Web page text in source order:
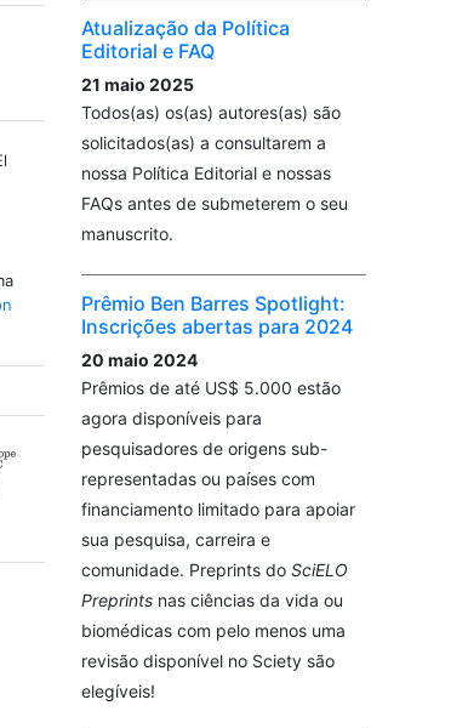
Atualização da Política
Editorial e FAQ
21 maio 2025
Todos(as) os(as) autores(as) são
solicitados(as) a consultarem a
nossa Política Editorial e nossas
FAQs antes de submeterem o seu
manuscrito.
Prêmio Ben Barres Spotlight:
Inscrições abertas para 2024
20 maio 2024
Prêmios de até US$ 5.000 estão
agora disponíveis para
pesquisadores de origens sub-
representadas ou países com
financiamento limitado para apoiar
sua pesquisa, carreira e
comunidade. Preprints do SciELO
Preprintsnas ciências da vida ou
biomédicas com pelo menos uma
revisão disponível no Sciety são
elegíveis!